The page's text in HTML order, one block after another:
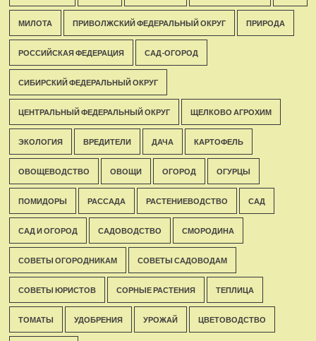
МИЛОТА ПРИВОЛЖСКИЙ ФЕДЕРАЛЬНЫЙ ОКРУГ ПРИРОДА
РОССИЙСКАЯ ФЕДЕРАЦИЯ САД-ОГОРОД
СИБИРСКИЙ ФЕДЕРАЛЬНЫЙ ОКРУГ
ЦЕНТРАЛЬНЫЙ ФЕДЕРАЛЬНЫЙ ОКРУГ ЩЕЛКОВО АГРОХИМ
ЭКОЛОГИЯ ВРЕДИТЕЛИ ДАЧА КАРТОФЕЛЬ
ОВОЩЕВОДСТВО ОВОЩИ ОГОРОД ОГУРЦЫ
ПОМИДОРЫ РАССАДА РАСТЕНИЕВОДСТВО САД
САД И ОГОРОД САДОВОДСТВО СМОРОДИНА
СОВЕТЫ ОГОРОДНИКАМ СОВЕТЫ САДОВОДАМ
СОВЕТЫ ЮРИСТОВ СОРНЫЕ РАСТЕНИЯ ТЕПЛИЦА
ТОМАТЫ УДОБРЕНИЯ УРОЖАЙ ЦВЕТОВОДСТВО